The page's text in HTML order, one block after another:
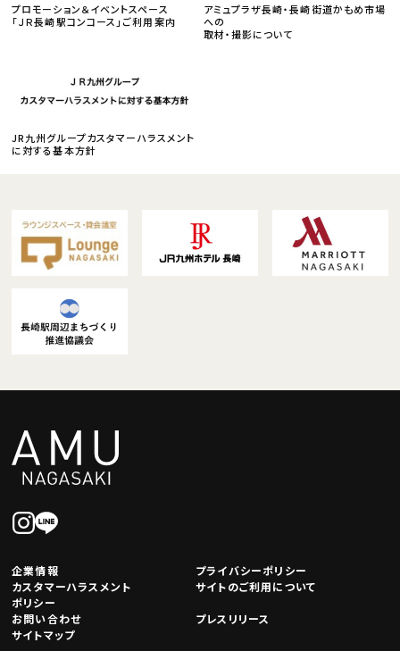
プロモーション＆イベントスペース
「ＪＲ長崎駅コンコース」ご利用案内
アミュプラザ長崎・長崎街道かもめ市場
への
取材・撮影について
JR九州グループカスタマーハラスメント
に対する基本方針
企業情報
プライバシーポリシー
カスタマーハラスメント
ポリシー
サイトのご利用について
お問い合わせ
プレスリリース
サイトマップ